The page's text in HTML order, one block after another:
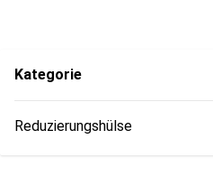
Kategorie
Reduzierungshülse